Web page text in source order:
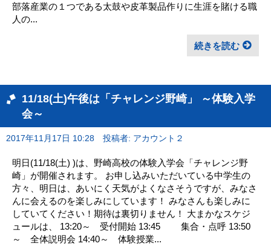
部落産業の１つである太鼓や皮革製品作りに生涯を賭ける職
人の...
続きを読む
11/18(土)午後は「チャレンジ野崎」 ～体験入学
会～
2017年11月17日 10:28 投稿者: アカウント２
明日(11/18(土) )は、野崎高校の体験入学会「チャレンジ野
崎」が開催されます。 お申し込みいただいている中学生の
方々、明日は、あいにく天気がよくなさそうですが、みなさ
んに会えるのを楽しみにしています！ みなさんも楽しみに
していてください！期待は裏切りません！ 大まかなスケジ
ュールは、 13:20～ 受付開始 13:45 集合・点呼 13:50
～ 全体説明会 14:40～ 体験授業...